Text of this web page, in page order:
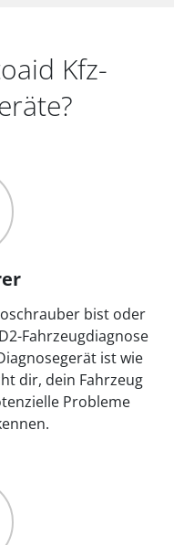
Kfz-
bist oder
Fahrzeugdiagnose
ist wie
dir, dein Fahrzeug
Probleme